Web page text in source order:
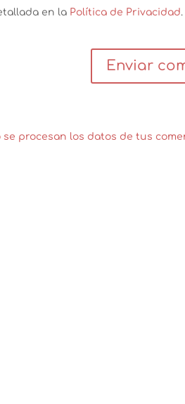
en la Política de Privacidad.
se procesan los datos de tus